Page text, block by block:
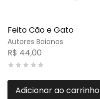
Autores Baianos
Feito Cão e Gato
R$ 44,00
Adicionar ao carrinho